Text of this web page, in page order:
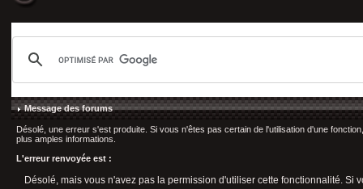
Message des forums
Désolé, une erreur s'est produite. Si vous n'êtes pas certain de l'utilisation d'une
plus amples informations.
L'erreur renvoyée est :
Désolé, mais vous n'avez pas la permission d'utiliser cette fonctionnalité.